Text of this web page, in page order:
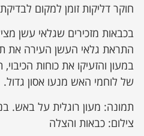
חוקר דליקות זומן למקום
בכבאות מזכירים שגלאי עשן
התראת גלאי העשן העירה את
במעון והזעיקו את כוחות
של לוחמי האש מנעו אסון גדול.
תמונה: מעון רוגלית על באש.
צילום: כבאות והצלה